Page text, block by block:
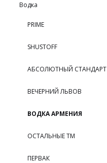
Водка
PRIME
SHUSTOFF
АБСОЛЮТНЫЙ СТАНДАРТ
ВЕЧЕРНИЙ ЛЬВОВ
ВОДКА АРМЕНИЯ
ОСТАЛЬНЫЕ ТМ
ПЕРВАК